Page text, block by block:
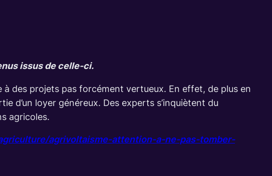
issus de celle-ci.
des projets pas forcément vertueux. En effet, de plus en
d’un loyer généreux. Des experts s’inquiètent du
agricoles.
agrivoltaisme-attention-a-ne-pas-tomber-